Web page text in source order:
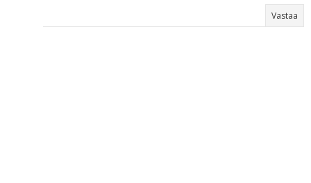
Vastaa